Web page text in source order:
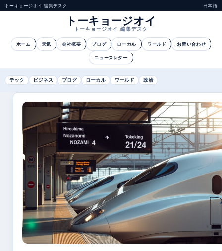
トーキョージオイ 編集デスク 日本語
トーキョージオイ
トーキョージオイ 編集デスク
ホーム 天気 会社概要 ブログ ローカル ワールド お問い合わせ
ニュースレター
テック ビジネス ブログ ローカル ワールド 政治